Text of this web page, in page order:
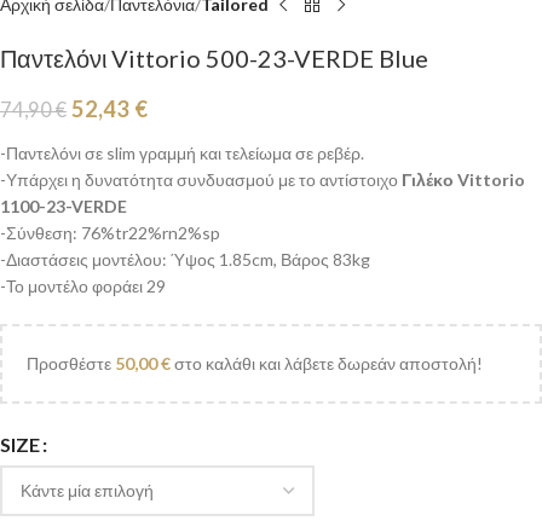
Αρχική σελίδα Παντελόνια Tailored
Παντελόνι Vittorio 500-23-VERDE Blue
74,90€ 52,43 €
-Παντελόνι σε slim γραμμή και τελείωμα σε ρεβέρ.
-Υπάρχει η δυνατότητα συνδυασμού με το αντίστοιχο Γιλέκο Vittorio
1100-23-VERDE
-Σύνθεση: 76%tr22%rn2%sp
-Διαστάσεις μοντέλου: Ύψος 1.85cm, Βάρος 83kg
-Το μοντέλο φοράει 29
Προσθέστε 50,00€στο καλάθι και λάβετε δωρεάν αποστολή!
SIZE